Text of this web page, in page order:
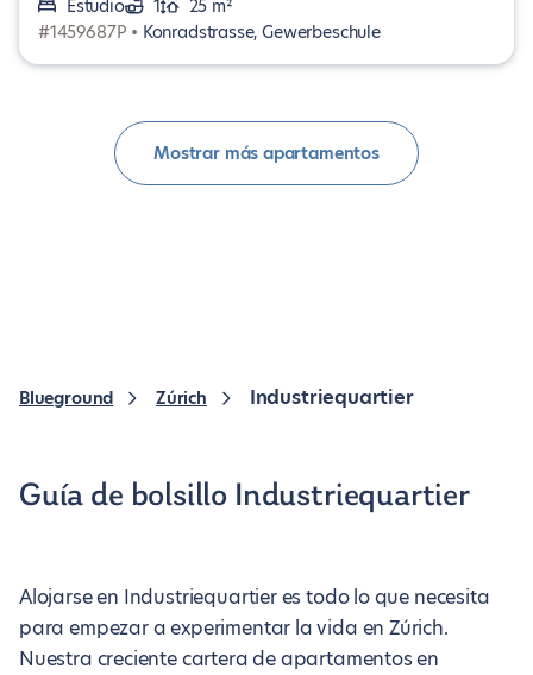
Estudio 1
25 m²
#1459687P • Konradstrasse, Gewerbeschule
Mostrar más apartamentos
Blueground Zúrich Industriequartier
Guía de bolsillo Industriequartier
Alojarse en Industriequartier es todo lo que necesita
para empezar a experimentar la vida en Zúrich.
Nuestra creciente cartera de apartamentos en